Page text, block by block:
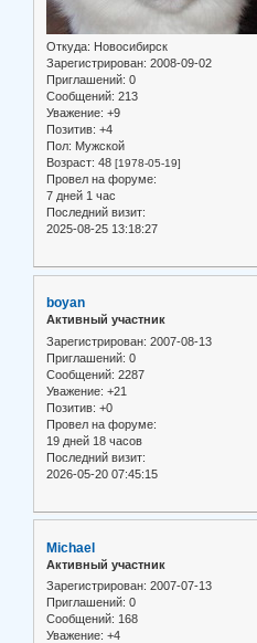
Откуда: Новосибирск
Зарегистрирован: 2008-09-02
Приглашений: 0
Сообщений: 213
Уважение: +9
Позитив: +4
Пол: Мужской
Возраст: 48 [1978-05-19]
Провел на форуме:
7 дней 1 час
Последний визит:
2025-08-25 13:18:27
boyan
Активный участник
Зарегистрирован: 2007-08-13
Приглашений: 0
Сообщений: 2287
Уважение: +21
Позитив: +0
Провел на форуме:
19 дней 18 часов
Последний визит:
2026-05-20 07:45:15
Michael
Активный участник
Зарегистрирован: 2007-07-13
Приглашений: 0
Сообщений: 168
Уважение: +4